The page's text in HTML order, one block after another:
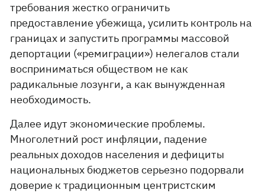
требования жестко ограничить
предоставление убежища, усилить контроль на
границах и запустить программы массовой
депортации («ремиграции») нелегалов стали
восприниматься обществом не как
радикальные лозунги, а как вынужденная
необходимость.
Далее идут экономические проблемы.
Многолетний рост инфляции, падение
реальных доходов населения и дефициты
национальных бюджетов серьезно подорвали
доверие к традиционным центристским